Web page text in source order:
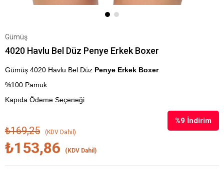
Gümüş
4020 Havlu Bel Düz Penye Erkek Boxer
Gümüş 4020 Havlu Bel Düz Penye Erkek Boxer
%100 Pamuk
Kapıda Ödeme Seçeneği
%9 İndirim
₺169,25 (KDV Dahil)
₺153,86 (KDV Dahil)